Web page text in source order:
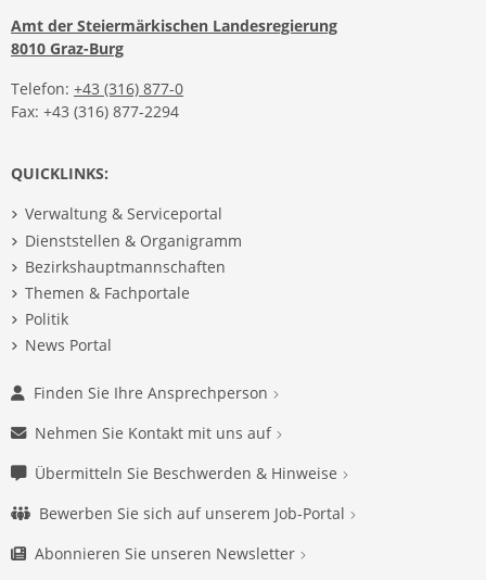
Amt der Steiermärkischen Landesregierung
8010 Graz-Burg
Telefon: +43 (316) 877-0
Fax: +43 (316) 877-2294
QUICKLINKS:
Verwaltung & Serviceportal
Dienststellen & Organigramm
Bezirkshauptmannschaften
Themen & Fachportale
Politik
News Portal
Finden Sie Ihre Ansprechperson
Nehmen Sie Kontakt mit uns auf
Übermitteln Sie Beschwerden & Hinweise
Bewerben Sie sich auf unserem Job-Portal
Abonnieren Sie unseren Newsletter